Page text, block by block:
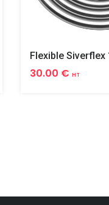
30.00 € HT